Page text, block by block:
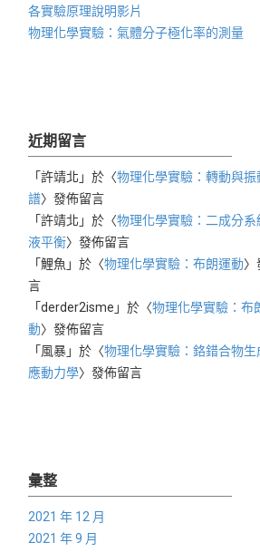
各實驗原理說明影片
物理化學實驗：氣體分子極化率的測量
近期留言
「許靖北 」於〈物理化學實驗：轉動與振
譜〉發佈留言
「許靖北 」於〈物理化學實驗：二成分系
液平衡〉發佈留言
「鯉魚 」於〈物理化學實驗：布朗運動〉
言
「derder2isme 」於〈物理化學實驗：布
動〉發佈留言
「 風暴」於〈物理化學實驗：鉻錯合物生
應動力學〉發佈留言
彙整
2021 年 12 月
2021 年 9 月